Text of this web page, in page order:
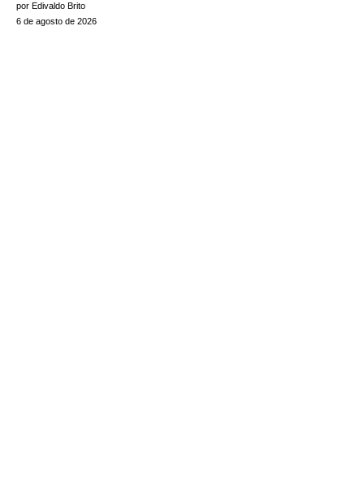
por Edivaldo Brito
6 de agosto de 2026